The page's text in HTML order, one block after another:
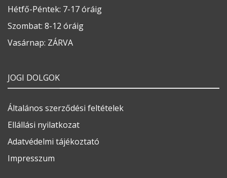
Hétfő-Péntek: 7-17 óráig
Szombat: 8-12 óráig
Vasárnap: ZÁRVA
JOGI DOLGOK
Általános szerződési feltételek
Ellállási nyilatkozat
Adatvédelmi tájékoztató
Impresszum